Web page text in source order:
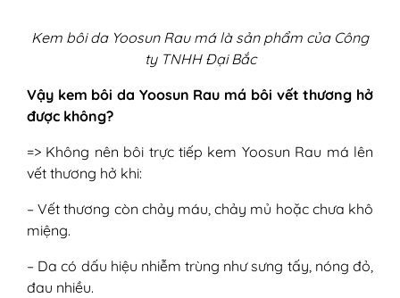
Kem bôi da Yoosun Rau má là sản phẩm của Công
ty TNHH Đại Bắc
Vậy kem bôi da Yoosun Rau má bôi vết thương hở
được không?
=> Không nên bôi trực tiếp kem Yoosun Rau má lên
vết thương hở khi:
– Vết thương còn chảy máu, chảy mủ hoặc chưa khô
miệng.
– Da có dấu hiệu nhiễm trùng như sưng tấy, nóng đỏ,
đau nhiều.